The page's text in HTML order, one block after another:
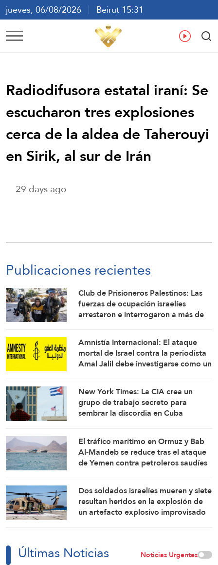
jueves, 06/08/2026
Beirut 15:31
ع En
Radiodifusora estatal iraní: Se
escucharon tres explosiones
cerca de la aldea de Taherouyi
en Sirik, al sur de Irán
29 days ago
Publicaciones recientes
Club de Prisioneros Palestinos: Las
fuerzas de ocupación israelíes
arrestaron e interrogaron a más de
Amnistía Internacional: El ataque
mortal de Israel contra la periodista
Amal Jalil debe investigarse como un
New York Times: La CIA crea un
grupo de trabajo secreto para
sembrar la discordia en Cuba
El tráfico marítimo en Ormuz y Bab
Al-Mandeb se reduce tras el ataque
de Yemen contra petroleros saudíes
Dos soldados israelíes mueren y siete
resultan heridos en la explosión de
un artefacto explosivo improvisado
Últimas Noticias Noticias Urgentes